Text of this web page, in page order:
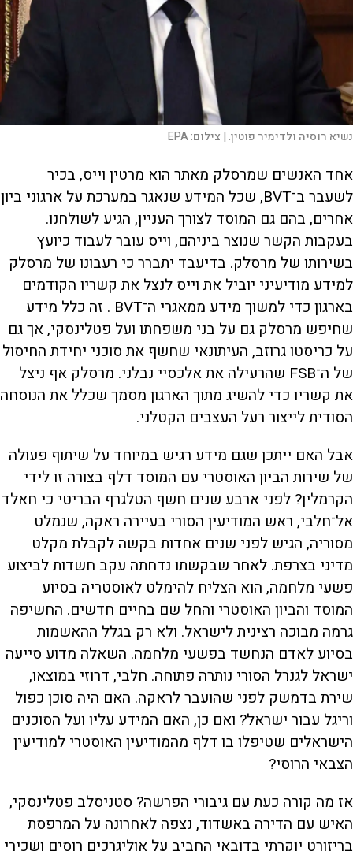
נשיא רוסיה ולדימיר פוטין. | צילום:EPA
אחד האנשים שמרסלק מאתר הוא מרטין וייס, בכיר
לשעבר ב־BVT, שכל המידע שנאגר במערכת על ארגוני ביון
אחרים, בהם גם המוסד לצורך העניין, הגיע לשולחנו.
בעקבות הקשר שנוצר ביניהם, וייס עובר לעבוד כיועץ
בשירותו של מרסלק. בדיעבד יתברר כי רעבונו של מרסלק
למידע מודיעיני יוביל את וייס לנצל את קשריו הקודמים
בארגון כדי למשוך מידע ממאגרי ה־BVT . זה כלל מידע
שחיפש מרסלק גם על בני משפחתו ועל פטלינסקי, אך גם
על כריסטו גרוזב, העיתונאי שחשף את סוכני יחידת החיסול
של ה־FSB שהרעילה את אלכסיי נבלני. מרסלק אף ניצל
את קשריו כדי להשיג מתוך הארגון מסמך שכלל את הנוסחה
הסודית לייצור רעל העצבים הקטלני.
אבל האם ייתכן שגם מידע רגיש במיוחד על שיתוף פעולה
של שירות הביון האוסטרי עם המוסד דלף בצורה זו לידי
הקרמלין? לפני ארבע שנים חשף הטלגרף הבריטי כי חאלד
אל־חלבי, ראש המודיעין הסורי בעיירה ראקה, שנמלט
מסוריה, הגיש לפני שנים אחדות בקשה לקבלת מקלט
מדיני בצרפת. לאחר שבקשתו נדחתה עקב חשדות לביצוע
פשעי מלחמה, הוא הצליח להימלט לאוסטריה בסיוע
המוסד והביון האוסטרי והחל שם בחיים חדשים. החשיפה
גרמה מבוכה רצינית לישראל. ולא רק בגלל ההאשמות
בסיוע לאדם הנחשד בפשעי מלחמה. השאלה מדוע סייעה
ישראל לגנרל הסורי נותרה פתוחה. חלבי, דרוזי במוצאו,
שירת בדמשק לפני שהועבר לראקה. האם היה סוכן כפול
וריגל עבור ישראל? ואם כן, האם המידע עליו ועל הסוכנים
הישראלים שטיפלו בו דלף מהמודיעין האוסטרי למודיעין
הצבאי הרוסי?
אז מה קורה כעת עם גיבורי הפרשה? סטניסלב פטלינסקי,
האיש עם הדירה באשדוד, נצפה לאחרונה על המרפסת
בריזורט יוקרתי בדובאי החביב על אוליגרכים רוסים ושכירי